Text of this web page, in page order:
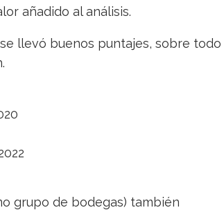
añadido al análisis.
llevó buenos puntajes, sobre todo
grupo de bodegas) también